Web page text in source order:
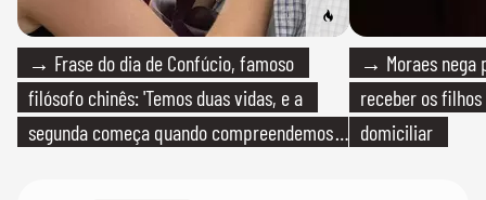
→ Frase do dia de Confúcio, famoso
filósofo chinês: 'Temos duas vidas, e a
segunda começa quando compreendemos
→ Moraes nega
receber os filhos
domiciliar